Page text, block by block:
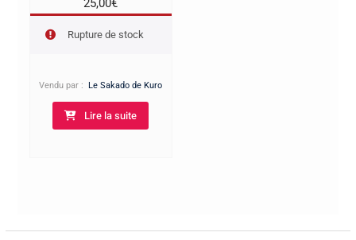
25,00€
Rupture de stock
Vendu par :Le Sakado de Kuro
Lire la suite